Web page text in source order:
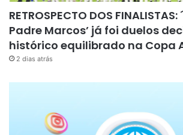
RETROSPECTO DOS
Padre Marcos’ já foi duelos
histórico equilibrado na Copa
2 dias atrás